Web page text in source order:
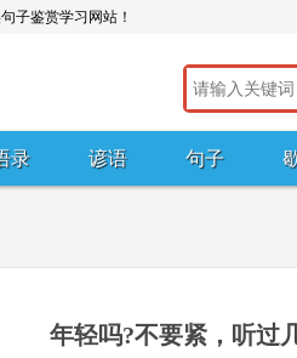
子鉴赏学习网站！
录 谚语 句子
年轻吗?不要紧，听过